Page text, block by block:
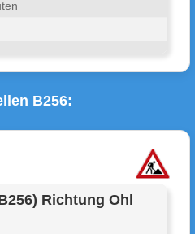
B256:
Richtung Ohl